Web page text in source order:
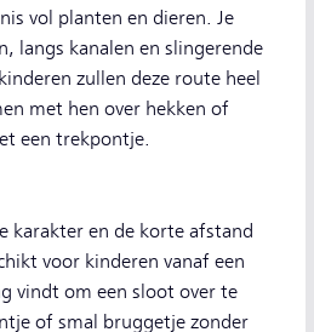
vol planten en dieren. Je
langs kanalen en slingerende
zullen deze route heel
met hen over hekken of
een trekpontje.
karakter en de korte afstand
voor kinderen vanaf een
vindt om een sloot over te
of smal bruggetje zonder